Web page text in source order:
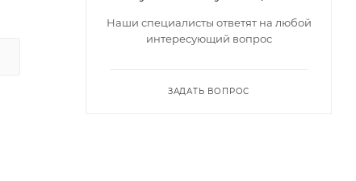
Наши специалисты ответят на любой
интересующий вопрос
ЗАДАТЬ ВОПРОС